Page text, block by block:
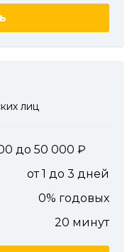
лиц
до 50 000
от 1 до 3 дней
0% годовых
20 минут